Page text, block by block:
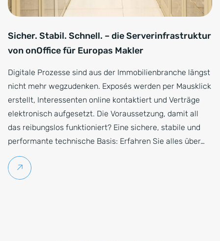
Sicher. Stabil. Schnell. – die Serverinfrastruktur
von onOffice für Europas Makler
Digitale Prozesse sind aus der Immobilienbranche längst
nicht mehr wegzudenken. Exposés werden per Mausklick
erstellt, Interessenten online kontaktiert und Verträge
elektronisch aufgesetzt. Die Voraussetzung, damit all
das reibungslos funktioniert? Eine sichere, stabile und
performante technische Basis: Erfahren Sie alles über…
Weiterlesen